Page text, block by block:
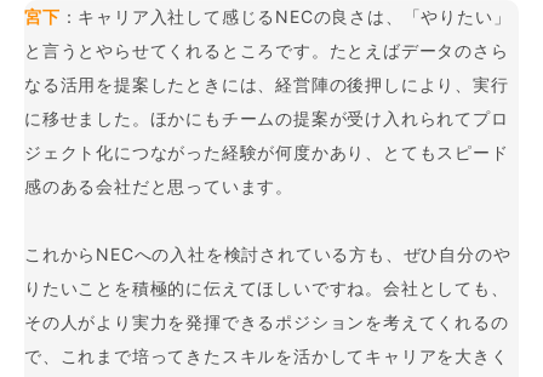
宮下 ：キャリア入社して感じるNECの良さは、「やりたい」
と言うとやらせてくれるところです。たとえばデータのさら
なる活用を提案したときには、経営陣の後押しにより、実行
に移せました。ほかにもチームの提案が受け入れられてプロ
ジェクト化につながった経験が何度かあり、とてもスピード
感のある会社だと思っています。
これからNECへの入社を検討されている方も、ぜひ自分のや
りたいことを積極的に伝えてほしいですね。会社としても、
その人がより実力を発揮できるポジションを考えてくれるの
で、これまで培ってきたスキルを活かしてキャリアを大きく